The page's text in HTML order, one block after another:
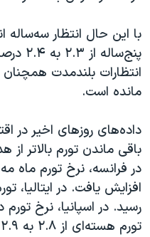
با این حال انتظار
مانده است.
داده‌های روزهای اخیر در
باقی ماندن تورم بالاتر
تورم هسته‌ای از ۲.۸ به ۲.۹ درصد افزایش یافت.